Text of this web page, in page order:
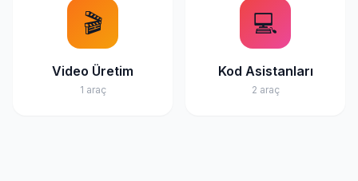
🎬
Video Üretim
1 araç
💻
Kod Asistanları
2 araç